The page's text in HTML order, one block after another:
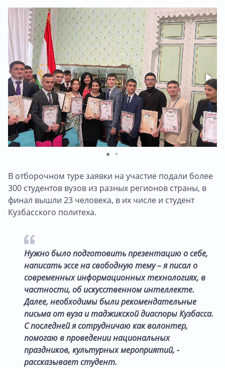
В отборочном туре заявки на участие подали более
300 студентов вузов из разных регионов страны, в
финал вышли 23 человека, в их числе и студент
Кузбасского политеха.
Нужно было подготовить презентацию о себе,
написать эссе на свободную тему – я писал о
современных информационных технологиях, в
частности, об искусственном интеллекте.
Далее, необходимы были рекомендательные
письма от вуза и таджикской диаспоры Кузбасса.
С последней я сотрудничаю как волонтер,
помогаю в проведении национальных
праздников, культурных мероприятий, -
рассказывает студент.